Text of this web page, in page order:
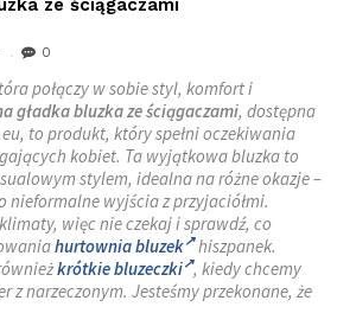
ze ściągaczami
0
połączy w sobie styl, komfort i
gładka bluzka ze ściągaczami, dostępna
to produkt, który spełni oczekiwania
kobiet. Ta wyjątkowa bluzka to
stylem, idealna na różne okazje –
wyjścia z przyjaciółmi.
więc nie czekaj i sprawdź, co
hurtownia bluzek hiszpanek.
krótkie bluzeczki , kiedy chcemy
z narzeczonym. Jesteśmy przekonane, że